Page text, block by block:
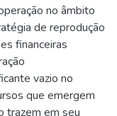
no âmbito
de reprodução
financeiras
vazio no
que emergem
trazem em seu